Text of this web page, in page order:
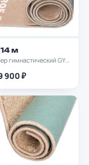
м
Ковер гимнастический GYMPROF 4х14м
900 ₽